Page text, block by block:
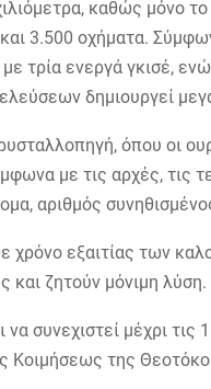
καθώς μόνο
3.500 οχήματα.
τρία ενεργά γκισέ,
δημιουργεί
όπου οι
με τις αρχές, τις
αριθμός
εξαιτίας των
και ζητούν μόνιμη λύση.
συνεχιστεί μέχρι τις
Κοιμήσεως της